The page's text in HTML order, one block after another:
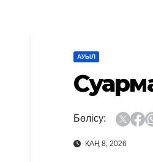
АУЫЛ
Бөлісу:
ҚАҢ 8, 2026